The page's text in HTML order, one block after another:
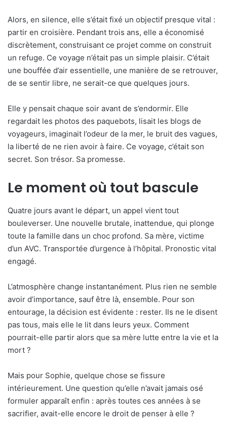
Alors, en silence, elle s’était fixé un objectif presque vital :
partir en croisière. Pendant trois ans, elle a économisé
discrètement, construisant ce projet comme on construit
un refuge. Ce voyage n’était pas un simple plaisir. C’était
une bouffée d’air essentielle, une manière de se retrouver,
de se sentir libre, ne serait-ce que quelques jours.
Elle y pensait chaque soir avant de s’endormir. Elle
regardait les photos des paquebots, lisait les blogs de
voyageurs, imaginait l’odeur de la mer, le bruit des vagues,
la liberté de ne rien avoir à faire. Ce voyage, c’était son
secret. Son trésor. Sa promesse.
Le moment où tout bascule
Quatre jours avant le départ, un appel vient tout
bouleverser. Une nouvelle brutale, inattendue, qui plonge
toute la famille dans un choc profond. Sa mère, victime
d’un AVC. Transportée d’urgence à l’hôpital. Pronostic vital
engagé.
L’atmosphère change instantanément. Plus rien ne semble
avoir d’importance, sauf être là, ensemble. Pour son
entourage, la décision est évidente : rester. Ils ne le disent
pas tous, mais elle le lit dans leurs yeux. Comment
pourrait-elle partir alors que sa mère lutte entre la vie et la
mort ?
Mais pour Sophie, quelque chose se fissure
intérieurement. Une question qu’elle n’avait jamais osé
formuler apparaît enfin : après toutes ces années à se
sacrifier, avait-elle encore le droit de penser à elle ?